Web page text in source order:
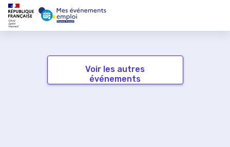
Voir les autres
événements